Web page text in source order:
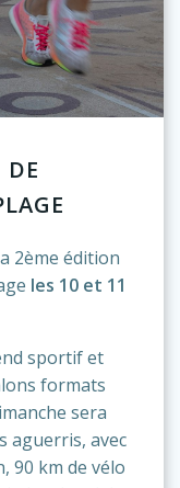
2ème édition
les 10 et 11
sportif et
formats
sera
aguerris, avec
90 km de vélo